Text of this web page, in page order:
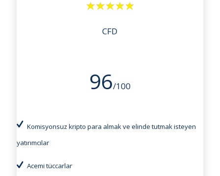
CFD
96/100
Komisyonsuz kripto para almak ve elinde tutmak isteyen
yatırımcılar
Acemi tüccarlar